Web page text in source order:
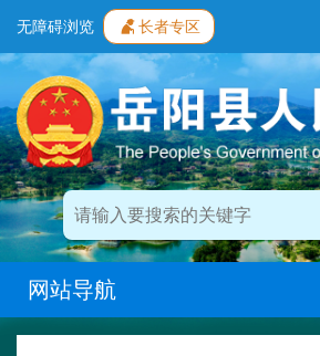
无障碍浏览 长者专区
网站导航